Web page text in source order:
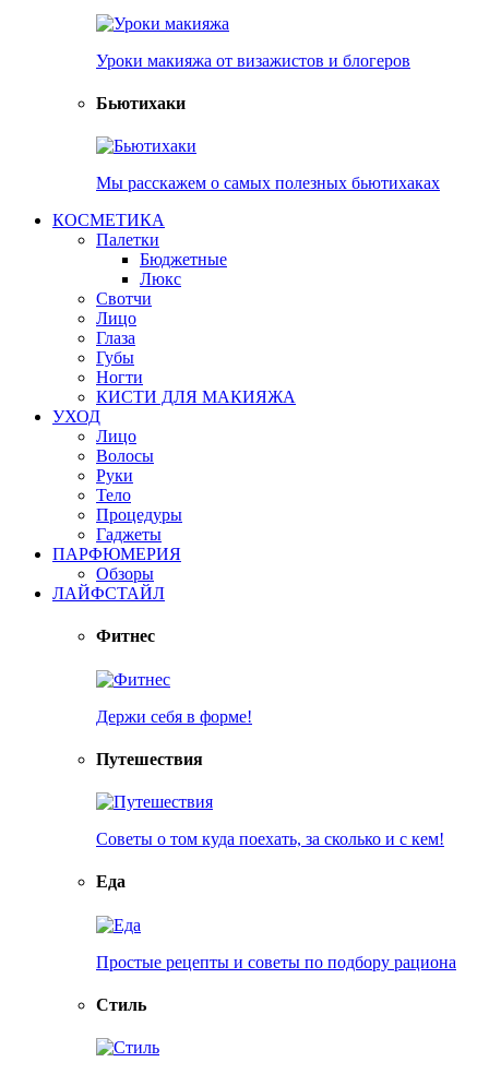
Уроки макияжа от визажистов и блогеров
Бьютихаки
Мы расскажем о самых полезных бьютихаках
КОСМЕТИКА
Палетки
Бюджетные
Люкс
Свотчи
Лицо
Глаза
Губы
Ногти
КИСТИ ДЛЯ МАКИЯЖА
УХОД
Лицо
Волосы
Руки
Тело
Процедуры
Гаджеты
ПАРФЮМЕРИЯ
Обзоры
ЛАЙФСТАЙЛ
Фитнес
Держи себя в форме!
Путешествия
Советы о том куда поехать, за сколько и с кем!
Еда
Простые рецепты и советы по подбору рациона
Стиль